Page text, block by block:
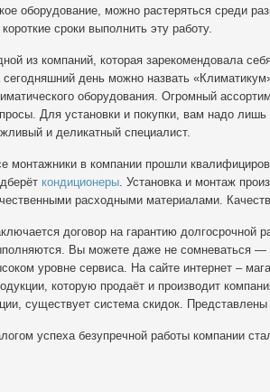
оборудование, можно растеряться среди
короткие сроки выполнить эту работу.
из компаний, которая зарекомендовала
сегодняшний день можно назвать
оборудования. Огромный
Для установки и покупки, вам надо
и деликатный специалист.
монтажники в компании прошли
кондиционеры. Установка и монтаж
расходными материалами.
договор на гарантию долгосрочной
Вы можете даже не сомневаться —
уровне сервиса. На сайте интернет –
которую продаёт и производит
существует система скидок.
успеха безупречной работы компании